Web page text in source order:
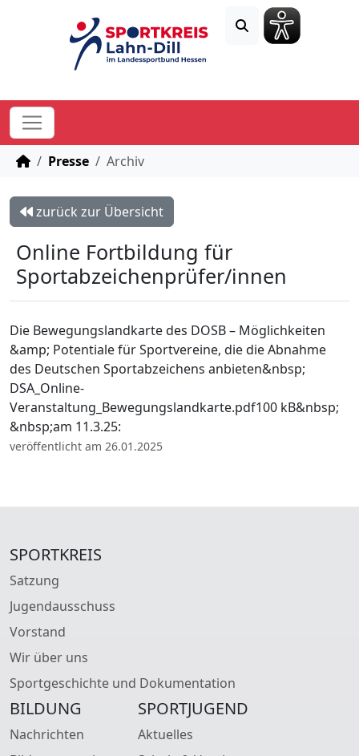
STARTSEITE
Presse Archiv
zurück zur Übersicht
Online Fortbildung für
Sportabzeichenprüfer/innen
Die Bewegungslandkarte des DOSB – Möglichkeiten
&amp; Potentiale für Sportvereine, die die Abnahme
des Deutschen Sportabzeichens anbieten&nbsp;
DSA_Online-
Veranstaltung_Bewegungslandkarte.pdf100 kB&nbsp;
&nbsp;am 11.3.25:
veröffentlicht am 26.01.2025
SPORTKREIS
Satzung
Jugendausschuss
Vorstand
Wir über uns
Sportgeschichte und Dokumentation
BILDUNG
Nachrichten
SPORTJUGEND
Aktuelles